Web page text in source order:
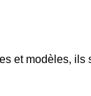
et modèles, ils